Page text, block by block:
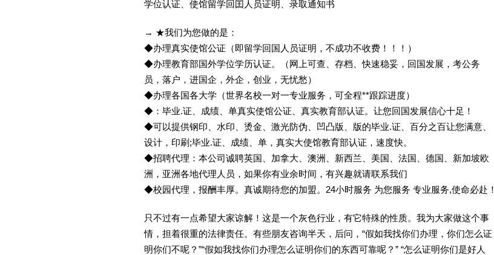
学位认证、使馆留学回囯人员证明、录取通知书
→ ★我们为您做的是：
◆办理真实使馆公证（即留学回国人员证明，不成功不收费！！！）
◆办理教育部国外学位学历认证。（网上可查、存档、快速稳妥，回国发展，考公务
员，落户，进国企，外企，创业，无忧愁）
◆办理各国各大学（世界名校一对一专业服务，可全程**跟踪进度）
◆：毕业.证、成绩、单真实使馆公证、真实教育部认证。让您回国发展信心十足！
◆可以提供钢印、水印、烫金、激光防伪、凹凸版、版的毕业.证、百分之百让您满意、
设计，印刷;毕业.证、成绩、单，真实大使馆教育部认证，速度快。
◆招聘代理：本公司诚聘英国、加拿大、澳洲、新西兰、美国、法国、德国、新加坡欧
洲，亚洲各地代理人员，如果你有业余时间，有兴趣就请联系我们
◆校园代理，报酬丰厚。真诚期待您的加盟。24小时服务 为您服务 专业服务,使命必赴！
只不过有一点希望大家谅解！这是一个灰色行业，有它特殊的性质。我为大家做这个事
情，担着很重的法律责任。有些朋友咨询半天，后问，“假如我找你们办理，你们怎么证
明你们不呢？”“假如我找你们办理怎么证明你们的东西可靠呢？” “怎么证明你们是好人